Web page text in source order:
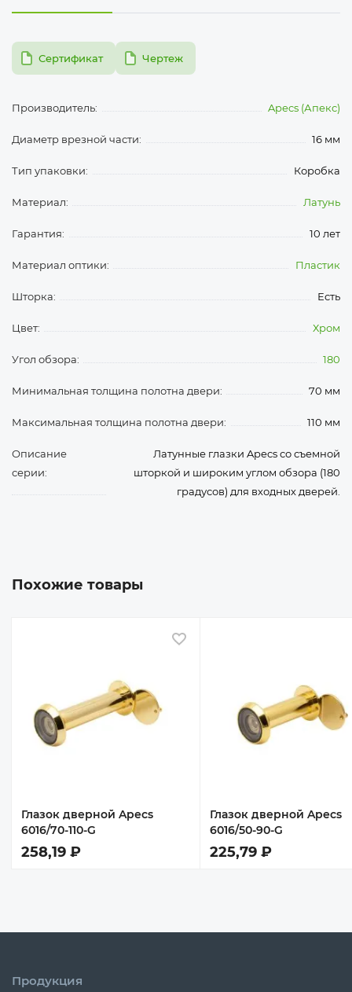
pdfСертификат pdfЧертеж
Производитель: Apecs (Апекс)
Диаметр врезной части: 16 мм
Тип упаковки: Коробка
Материал: Латунь
Гарантия: 10 лет
Материал оптики: Пластик
Шторка: Есть
Цвет: Хром
Угол обзора: 180
Минимальная толщина полотна двери: 70 мм
Максимальная толщина полотна двери: 110 мм
Описание
серии:
Латунные глазки Apecs со съемной
шторкой и широким углом обзора (180
градусов) для входных дверей.
Похожие товары
Глазок дверной Apecs
6016/70-110-G
258,19 ₽
В избранное
Глазок дверной Apecs
6016/50-90-G
225,79 ₽
Продукция